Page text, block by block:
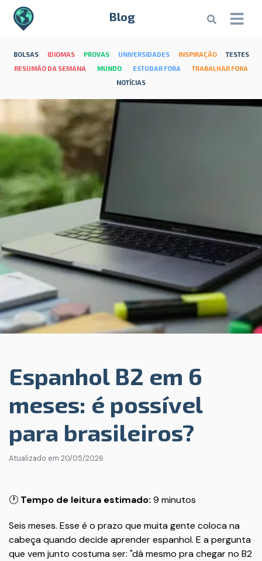
Blog
BOLSAS IDIOMAS PROVAS UNIVERSIDADES INSPIRAÇÃO
TESTES
RESUMÃO DA SEMANA
MUNDO ESTUDAR FORA
TRABALHAR FORA
NOTÍCIAS
Espanhol B2 em 6
meses: é possível
para brasileiros?
Atualizado em 20/05/2026
🕐 Tempo de leitura estimado: 9 minutos
Seis meses. Esse é o prazo que muita gente coloca na
cabeça quando decide aprender espanhol. E a pergunta
que vem junto costuma ser: "dá mesmo pra chegar no B2